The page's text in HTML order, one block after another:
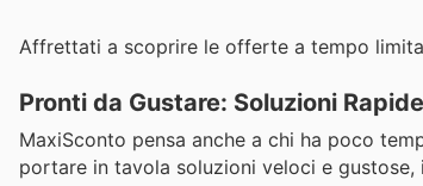
Affrettati a scoprire le offerte a tempo
Pronti da Gustare: Soluzioni
MaxiSconto pensa anche a chi ha poco
portare in tavola soluzioni veloci e